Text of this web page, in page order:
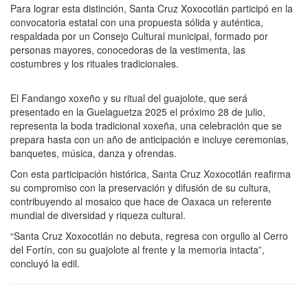
Para lograr esta distinción, Santa Cruz Xoxocotlán participó en la
convocatoria estatal con una propuesta sólida y auténtica,
respaldada por un Consejo Cultural municipal, formado por
personas mayores, conocedoras de la vestimenta, las
costumbres y los rituales tradicionales.
El Fandango xoxeño y su ritual del guajolote, que será
presentado en la Guelaguetza 2025 el próximo 28 de julio,
representa la boda tradicional xoxeña, una celebración que se
prepara hasta con un año de anticipación e incluye ceremonias,
banquetes, música, danza y ofrendas.
Con esta participación histórica, Santa Cruz Xoxocotlán reafirma
su compromiso con la preservación y difusión de su cultura,
contribuyendo al mosaico que hace de Oaxaca un referente
mundial de diversidad y riqueza cultural.
“Santa Cruz Xoxocotlán no debuta, regresa con orgullo al Cerro
del Fortín, con su guajolote al frente y la memoria intacta”,
concluyó la edil.